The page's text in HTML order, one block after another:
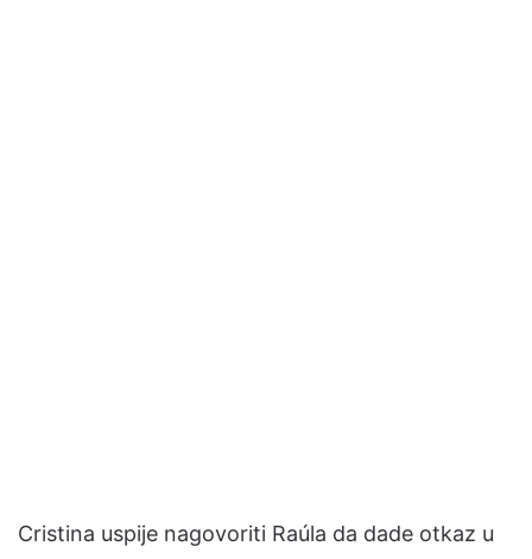
Cristina uspije nagovoriti Raúla da dade otkaz u